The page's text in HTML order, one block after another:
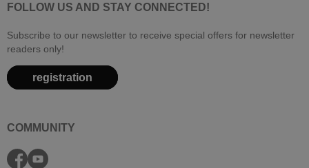
FOLLOW US AND STAY CONNECTED!
Subscribe to our newsletter to receive special offers for newsletter
readers only!
registration
COMMUNITY